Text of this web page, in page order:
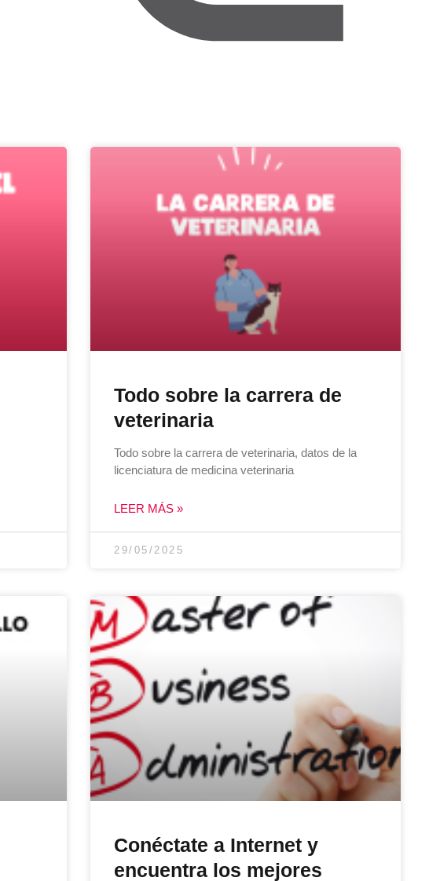
Todo sobre la carrera de
veterinaria
Todo sobre la carrera de veterinaria, datos de la
licenciatura de medicina veterinaria
LEER MÁS »
29/05/2025
Conéctate a Internet y
encuentra los mejores